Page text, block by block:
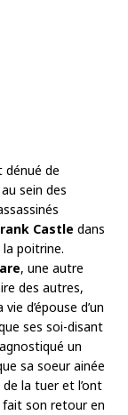
de
sein des
Castle dans
poitrine.
, une autre
des autres,
d’épouse d’un
ses soi-disant
un
sa soeur ainée
la tuer et l’ont
fait son retour en